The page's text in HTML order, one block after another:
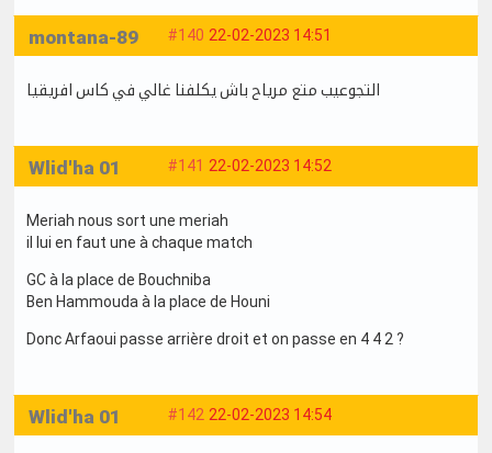
#140 22-02-2023 14:51
montana-89
التجوعيب متع مرياح باش يكلفنا غالي في كاس افريقيا
#141 22-02-2023 14:52
Wlid'ha 01
Meriah nous sort une meriah
il lui en faut une à chaque match
GC à la place de Bouchniba
Ben Hammouda à la place de Houni
Donc Arfaoui passe arrière droit et on passe en 4 4 2 ?
#142 22-02-2023 14:54
Wlid'ha 01